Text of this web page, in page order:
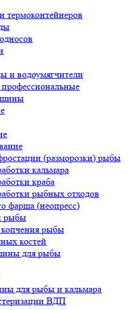
термоконтейнеров
и водоумягчители
(разморозки) рыбы
кальмара
краба
рыбных отходов
фарша (неопресс)
рыбы
рыбы
костей
для рыбы
для рыбы и кальмара
ВДП